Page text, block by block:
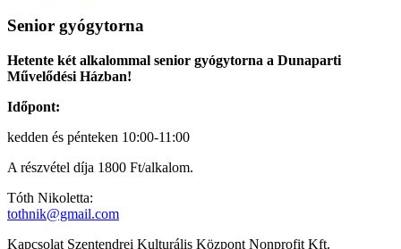
Senior gyógytorna
Hetente két alkalommal senior gyógytorna a Dunaparti
Művelődési Házban!
Időpont:
kedden és pénteken 10:00-11:00
A részvétel díja 1800 Ft/alkalom.
Tóth Nikoletta:
tothnik@gmail.com
Kapcsolat Szentendrei Kulturális Központ Nonprofit Kft.